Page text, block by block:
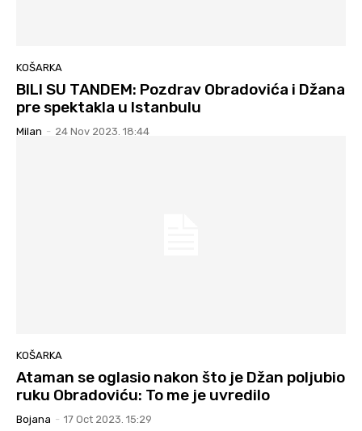
KOŠARKA
BILI SU TANDEM: Pozdrav Obradovića i Džana
pre spektakla u Istanbulu
Milan - 24 Nov 2023. 18:44
KOŠARKA
Ataman se oglasio nakon što je Džan poljubio
ruku Obradoviću: To me je uvredilo
Bojana - 17 Oct 2023. 15:29